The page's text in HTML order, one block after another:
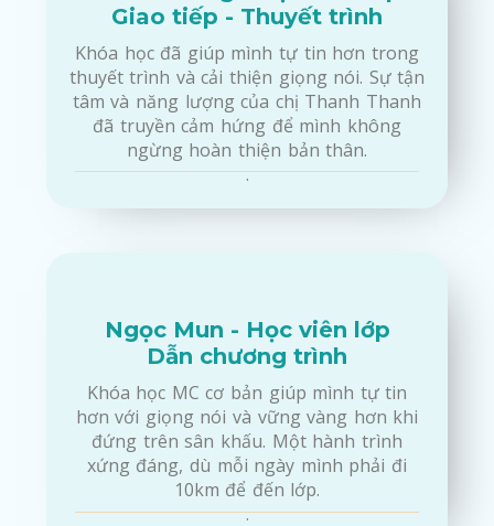
Giao tiếp - Thuyết trình
Khóa học đã giúp mình tự tin hơn trong
thuyết trình và cải thiện giọng nói. Sự tận
tâm và năng lượng của chị Thanh Thanh
đã truyền cảm hứng để mình không
ngừng hoàn thiện bản thân.
.
Ngọc Mun - Học viên lớp
Dẫn chương trình
Khóa học MC cơ bản giúp mình tự tin
hơn với giọng nói và vững vàng hơn khi
đứng trên sân khấu. Một hành trình
xứng đáng, dù mỗi ngày mình phải đi
10km để đến lớp.
.